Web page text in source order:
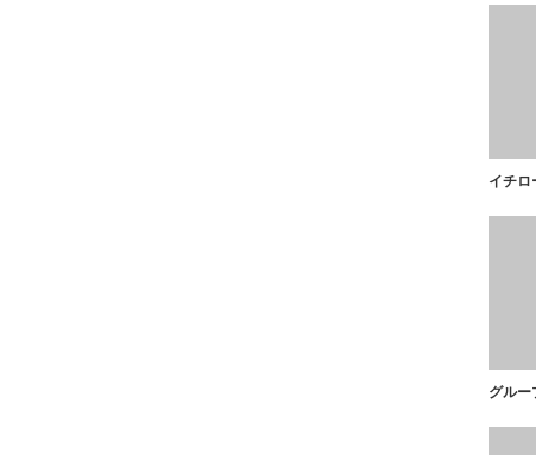
イチロ
グルー